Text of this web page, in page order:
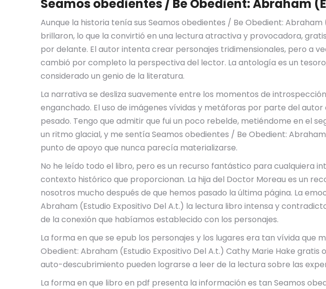
Seamos obedientes / Be Obedient: Abraham
Aunque la historia tenía sus Seamos obedientes / Be Obedient:
brillaron, lo que la convirtió en una lectura atractiva y provocadora,
por delante. El autor intenta crear personajes tridimensionales, pero a
cambió por completo la perspectiva del lector. La antología es un
considerado un genio de la literatura.
La narrativa se desliza suavemente entre los momentos de
enganchado. El uso de imágenes vívidas y metáforas por parte del
pesado. Tengo que admitir que fui un poco rebelde, metiéndome en el
un ritmo glacial, y me sentía Seamos obedientes / Be Obedient:
punto de apoyo que nunca parecía materializarse.
No he leído todo el libro, pero es un recurso fantástico para cualquiera
contexto histórico que proporcionan. La hija del Doctor Moreau es un
nosotros mucho después de que hemos pasado la última página. La
Abraham (Estudio Expositivo Del A.t.) la lectura libro intensa y
de la conexión que habíamos establecido con los personajes.
La forma en que se epub los personajes y los lugares era tan vívida que
Obedient: Abraham (Estudio Expositivo Del A.t.) Cathy Marie Hake
auto-descubrimiento pueden lograrse a leer de la lectura sobre las
La forma en que libro en pdf presenta la información es tan Seamos